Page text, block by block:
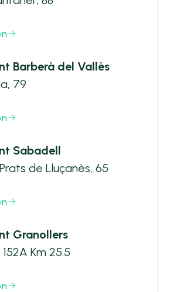
Barberà del Vallès
79
Sabadell
de Lluçanès, 65
Granollers
Km 25.5